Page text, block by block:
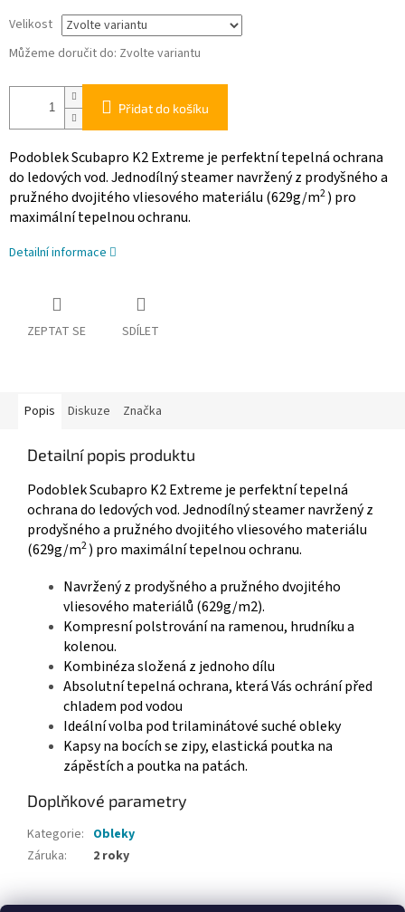
Velikost
Můžeme doručit do: Zvolte variantu
Přidat do košíku
Podoblek Scubapro K2 Extreme je perfektní tepelná ochrana
do ledových vod. Jednodílný steamer navržený z prodyšného a
pružného dvojitého vliesového materiálu (629g/m2) pro
maximální tepelnou ochranu.
Detailní informace
ZEPTAT SE SDÍLET
Popis Diskuze Značka
Detailní popis produktu
Podoblek Scubapro K2 Extreme je perfektní tepelná
ochrana do ledových vod. Jednodílný steamer navržený z
prodyšného a pružného dvojitého vliesového materiálu
(629g/m2) pro maximální tepelnou ochranu.
Navržený z prodyšného a pružného dvojitého
vliesového materiálů (629g/m2).
Kompresní polstrování na ramenou, hrudníku a
kolenou.
Kombinéza složená z jednoho dílu
Absolutní tepelná ochrana, která Vás ochrání před
chladem pod vodou
Ideální volba pod trilaminátové suché obleky
Kapsy na bocích se zipy, elastická poutka na
zápěstích a poutka na patách.
Doplňkové parametry
Kategorie: Obleky
Záruka: 2 roky